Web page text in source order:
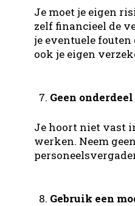
Je moet je eigen
zelf financieel de
je eventuele
ook je eigen
Geen
Je hoort niet vast
werken. Neem
Gebruik een